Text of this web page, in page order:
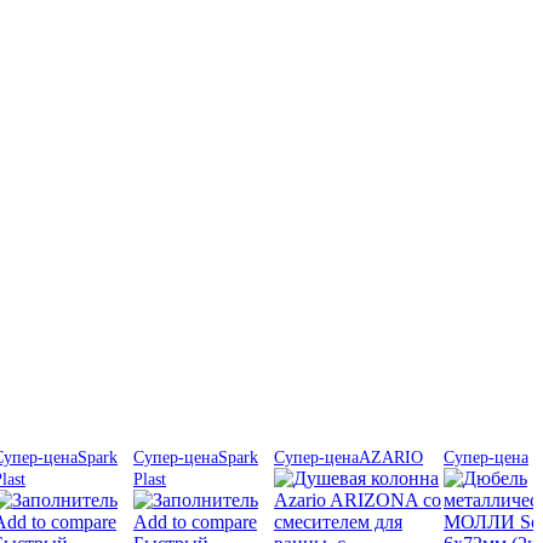
ценаSpark
to compare
Супер-ценаSpark
Plast
Add to compare
Супер-ценаAZARIO Супер-цена